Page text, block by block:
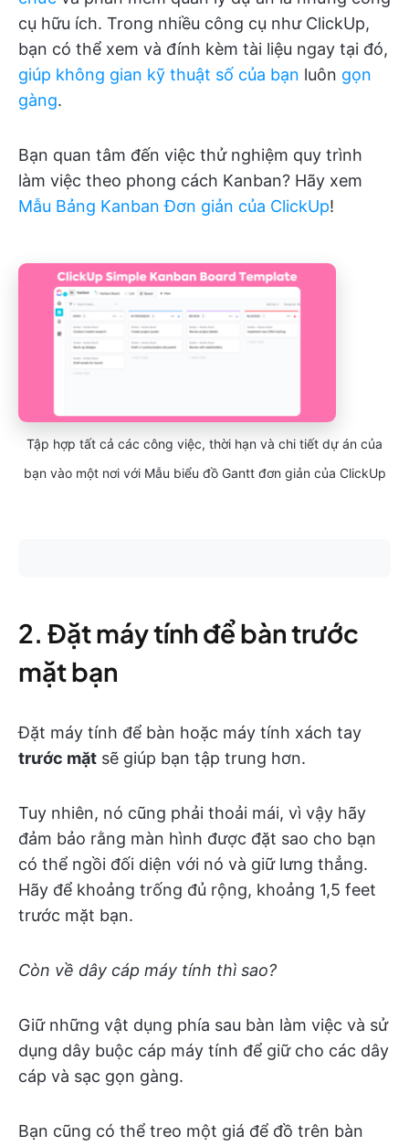
cụ hữu ích. Trong nhiều công cụ như ClickUp,
bạn có thể xem và đính kèm tài liệu ngay tại đó,
giúp không gian kỹ thuật số của bạn luôn gọn
gàng.
Bạn quan tâm đến việc thử nghiệm quy trình
làm việc theo phong cách Kanban? Hãy xem
Mẫu Bảng Kanban Đơn giản của ClickUp!
Tập hợp tất cả các công việc, thời hạn và chi tiết dự án của
bạn vào một nơi với Mẫu biểu đồ Gantt đơn giản của ClickUp
2. Đặt máy tính để bàn trước
mặt bạn
Đặt máy tính để bàn hoặc máy tính xách tay
trước mặt sẽ giúp bạn tập trung hơn.
Tuy nhiên, nó cũng phải thoải mái, vì vậy hãy
đảm bảo rằng màn hình được đặt sao cho bạn
có thể ngồi đối diện với nó và giữ lưng thẳng.
Hãy để khoảng trống đủ rộng, khoảng 1,5 feet
trước mặt bạn.
Còn về dây cáp máy tính thì sao?
Giữ những vật dụng phía sau bàn làm việc và sử
dụng dây buộc cáp máy tính để giữ cho các dây
cáp và sạc gọn gàng.
Bạn cũng có thể treo một giá để đồ trên bàn